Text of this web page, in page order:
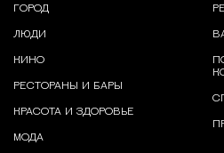
ГОРОД
ЛЮДИ
КИНО
РЕСТОРАНЫ И БАРЫ
КРАСОТА И ЗДОРОВЬЕ
МОДА